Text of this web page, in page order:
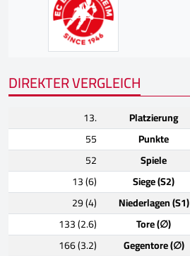
DIREKTER VERGLEICH
13. Platzierung
55
Punkte
52
Spiele
13 (6)
Siege (S2)
29 (4)
Niederlagen (S1)
133 (2.6)
Tore (∅)
166 (3.2)
Gegentore (∅)